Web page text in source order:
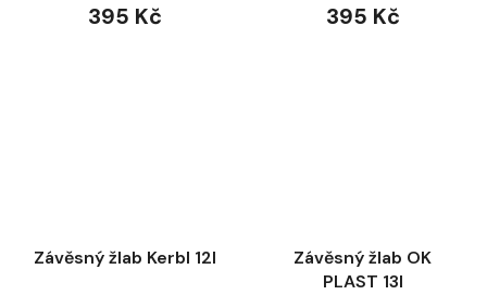
395 Kč 395 Kč
Závěsný žlab Kerbl 12l
Závěsný žlab OK
PLAST 13l